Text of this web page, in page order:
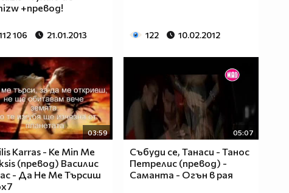
+превод!
106 21.01.2013 122 10.02.2012
03:59
Karras - Ke Min Me
(превод) Василис
- Да Не Ме Търсиш
05:07
Събуди се, Танаси - Танос
Петрелис (превод) -
Саманта - Огън в рая